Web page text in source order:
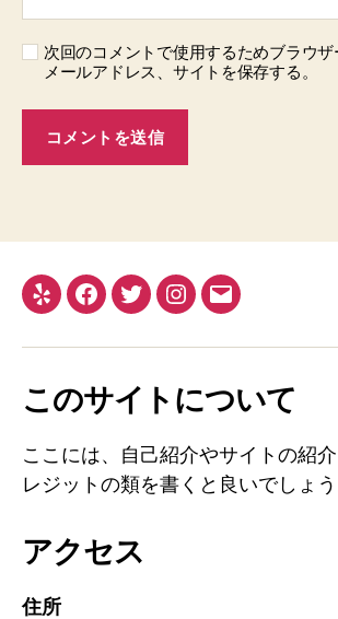
次回のコメントで使用するためブラウザ
メールアドレス、サイトを保存する。
このサイトについて
ここには、自己紹介やサイトの紹
レジットの類を書くと良いでしょう
アクセス
住所